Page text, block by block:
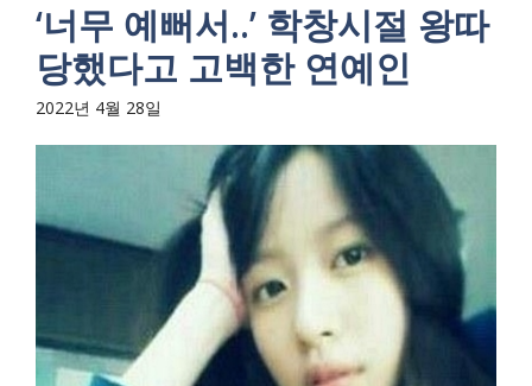
‘너무 예뻐서..’ 학창시절 왕따
당했다고 고백한 연예인
2022년 4월 28일